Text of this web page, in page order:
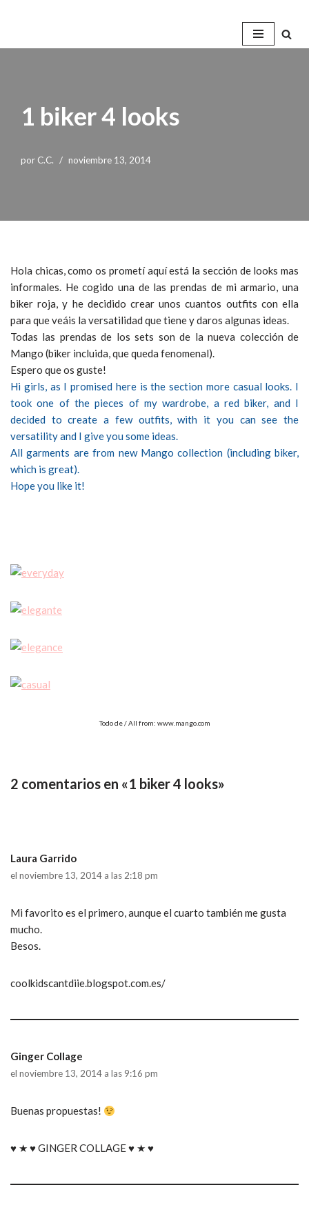
1 biker 4 looks
por C.C. noviembre 13, 2014
Hola chicas, como os prometí aquí está la sección de looks mas
informales. He cogido una de las prendas de mi armario, una
biker roja, y he decidido crear unos cuantos outfits con ella
para que veáis la versatilidad que tiene y daros algunas ideas.
Todas las prendas de los sets son de la nueva colección de
Mango (biker incluida, que queda fenomenal).
Espero que os guste!
Hi girls, as I promised here is the section more casual looks. I
took one of the pieces of my wardrobe, a red biker, and I
decided to create a few outfits, with it you can see the
versatility and I give you some ideas.
All garments are from new Mango collection (including biker,
which is great).
Hope you like it!
Todo de / All from: www.mango.com
2 comentarios en «1 biker 4 looks»
Laura Garrido
el noviembre 13, 2014 a las 2:18 pm
Mi favorito es el primero, aunque el cuarto también me gusta
mucho.
Besos.
coolkidscantdiie.blogspot.com.es/
Ginger Collage
el noviembre 13, 2014 a las 9:16 pm
Buenas propuestas!
♥ ★ ♥ GINGER COLLAGE ♥ ★ ♥